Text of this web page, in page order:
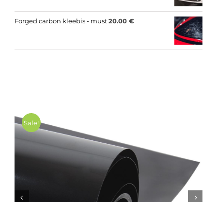
Sale!
 
Forged carbon kleebis - must20.00 €